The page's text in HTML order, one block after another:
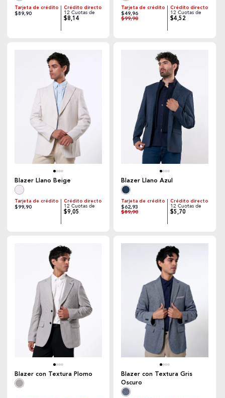
Tarjeta de crédito
$89,90
Crédito directo
12 Cuotas de
$8,14
Tarjeta de crédito
$49,96
$99,90
Crédito directo
12 Cuotas de
$4,52
Blazer Llano Beige
Tarjeta de crédito
$99,90
Crédito directo
12 Cuotas de
$9,05
Blazer Llano Azul
Tarjeta de crédito
$62,93
$89,90
Crédito directo
12 Cuotas de
$5,70
Blazer con Textura Plomo
Blazer con Textura Gris
Oscuro